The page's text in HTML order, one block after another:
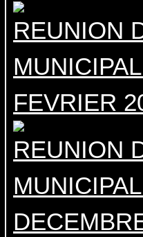
REUNION
FEVRIER
REUNION